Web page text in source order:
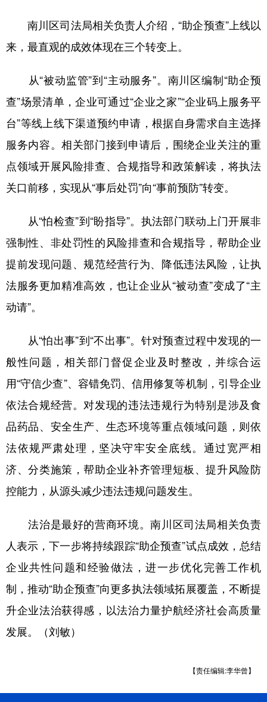
南川区司法局相关负责人介绍，“助企预查”上线以
来，最直观的成效体现在三个转变上。
从“被动监管”到“主动服务”。南川区编制“助企预
查”场景清单，企业可通过“企业之家”“企业码上服务平
台”等线上线下渠道预约申请，根据自身需求自主选择
服务内容。相关部门接到申请后，围绕企业关注的重
点领域开展风险排查、合规指导和政策解读，将执法
关口前移，实现从“事后处罚”向“事前预防”转变。
从“怕检查”到“盼指导”。执法部门联动上门开展非
强制性、非处罚性的风险排查和合规指导，帮助企业
提前发现问题、规范经营行为、降低违法风险，让执
法服务更加精准高效，也让企业从“被动查”变成了“主
动请”。
从“怕出事”到“不出事”。针对预查过程中发现的一
般性问题，相关部门督促企业及时整改，并综合运
用“守信少查”、容错免罚、信用修复等机制，引导企业
依法合规经营。对发现的违法违规行为特别是涉及食
品药品、安全生产、生态环境等重点领域问题，则依
法依规严肃处理，坚决守牢安全底线。通过宽严相
济、分类施策，帮助企业补齐管理短板、提升风险防
控能力，从源头减少违法违规问题发生。
法治是最好的营商环境。南川区司法局相关负责
人表示，下一步将持续跟踪“助企预查”试点成效，总结
企业共性问题和经验做法，进一步优化完善工作机
制，推动“助企预查”向更多执法领域拓展覆盖，不断提
升企业法治获得感，以法治力量护航经济社会高质量
发展。（刘敏）
【责任编辑:李华曾】